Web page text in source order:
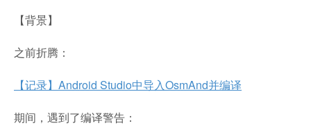
【背景】
之前折腾：
【记录】Android Studio中导入OsmAnd并编译
期间，遇到了编译警告：